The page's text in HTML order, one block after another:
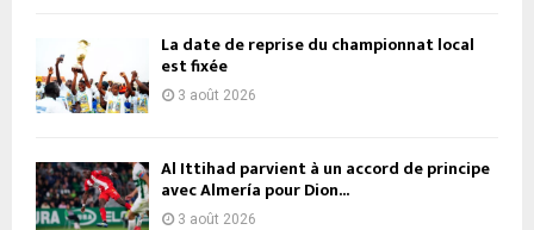
La date de reprise du championnat local
est fixée
3 août 2026
Al Ittihad parvient à un accord de principe
avec Almería pour Dion...
3 août 2026